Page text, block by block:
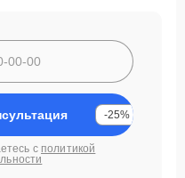
-25%
с политикой